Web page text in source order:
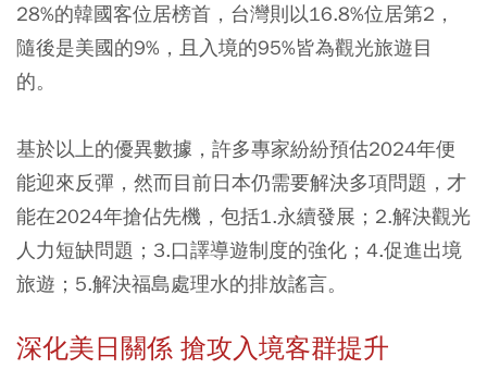
28%的韓國客位居榜首，台灣則以16.8%位居第2，
隨後是美國的9%，且入境的95%皆為觀光旅遊目
的。
基於以上的優異數據，許多專家紛紛預估2024年便
能迎來反彈，然而目前日本仍需要解決多項問題，才
能在2024年搶佔先機，包括1.永續發展；2.解決觀光
人力短缺問題；3.口譯導遊制度的強化；4.促進出境
旅遊；5.解決福島處理水的排放謠言。
深化美日關係 搶攻入境客群提升